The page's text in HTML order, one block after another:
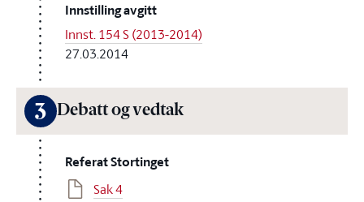
Innstilling avgitt
Innst. 154 S (2013-2014)
27.03.2014
3 Debatt og vedtak
Referat Stortinget
Sak 4